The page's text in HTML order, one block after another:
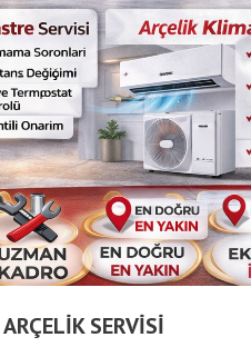
SERVİSİ